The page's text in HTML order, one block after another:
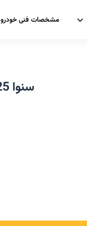
مشخصات فنی خودرو
سنوا X25